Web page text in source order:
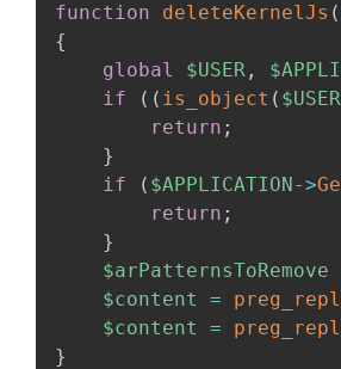
function deleteKernelJs (
{
global
$USER ,
if
( ( is_object ( $USER
return ;
}
if
( $APPLICATION->
return ;
}
$arPatternsToRemove
$content
=
$content
=
}